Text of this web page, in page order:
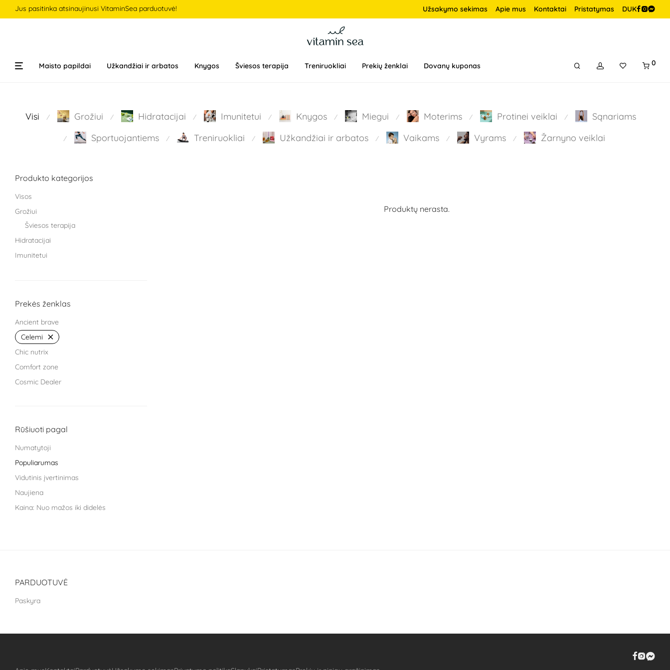
Jus pasitinka atsinaujinusi VitaminSea parduotuvė! Užsakymo sekimas Apie mus Kontaktai Pristatymas DUK
Maisto papildai Užkandžiai ir arbatos Knygos Šviesos terapija Treniruokliai Prekių ženklai Dovanų kuponas 0
Visi ⁄ Grožiui ⁄ Hidratacijai ⁄ Imunitetui ⁄ Knygos ⁄ Miegui ⁄ Moterims ⁄ Protinei veiklai ⁄ Sąnariams
⁄ Sportuojantiems ⁄ Treniruokliai ⁄ Užkandžiai ir arbatos ⁄ Vaikams ⁄ Vyrams ⁄ Žarnyno veiklai
Produkto kategorijos
Visos
Grožiui
Šviesos terapija
Hidratacijai
Imunitetui
Moterims
Sąnariams
Sportuojantiems
Prekės ženklas
Ancient brave
Celemi
Chic nutrix
Comfort zone
Cosmic Dealer
Kingsmith
Treat It Green
VitaminSea
Rūšiuoti pagal
Numatytoji
Populiarumas
Vidutinis įvertinimas
Naujiena
Kaina: Nuo mažos iki didelės
Produktų nerasta.
PARDUOTUVĖ
Paskyra